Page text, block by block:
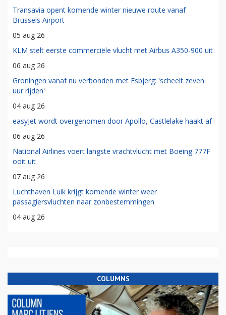
Transavia opent komende winter nieuwe route vanaf
Brussels Airport
05 aug 26
KLM stelt eerste commerciële vlucht met Airbus A350-900 uit
06 aug 26
Groningen vanaf nu verbonden met Esbjerg: 'scheelt zeven
uur rijden'
04 aug 26
easyJet wordt overgenomen door Apollo, Castlelake haakt af
06 aug 26
National Airlines voert langste vrachtvlucht met Boeing 777F
ooit uit
07 aug 26
Luchthaven Luik krijgt komende winter weer
passagiersvluchten naar zonbestemmingen
04 aug 26
COLUMNS